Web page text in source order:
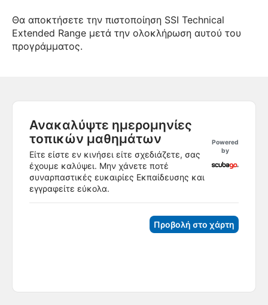
Θα αποκτήσετε την πιστοποίηση SSI Technical
Extended Range μετά την ολοκλήρωση αυτού του
προγράμματος.
Ανακαλύψτε ημερομηνίες
τοπικών μαθημάτων
Είτε είστε εν κινήσει είτε σχεδιάζετε, σας
έχουμε καλύψει. Μην χάνετε ποτέ
συναρπαστικές ευκαιρίες Εκπαίδευσης και
εγγραφείτε εύκολα.
Powered
by
Προβολή στο χάρτη